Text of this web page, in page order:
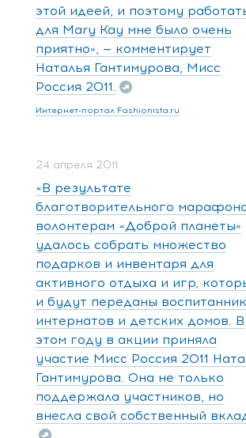
этой идеей, и поэтому
для Mary Kay мне было очень
приятно», — комментирует
Наталья Гантимурова, Мисс
Россия 2011.
Интернет-портал Fashionista.ru
24 апреля 2011
«В результате
благотворительного
волонтерам «Доброй планеты»
удалось собрать множество
подарков и инвентаря для
активного отдыха и игр,
и будут переданы
интернатов и детских домов. В
этом году в акции приняла
участие Мисс Россия 2011
Гантимурова. Она не только
поддержала участников, но
внесла свой собственный